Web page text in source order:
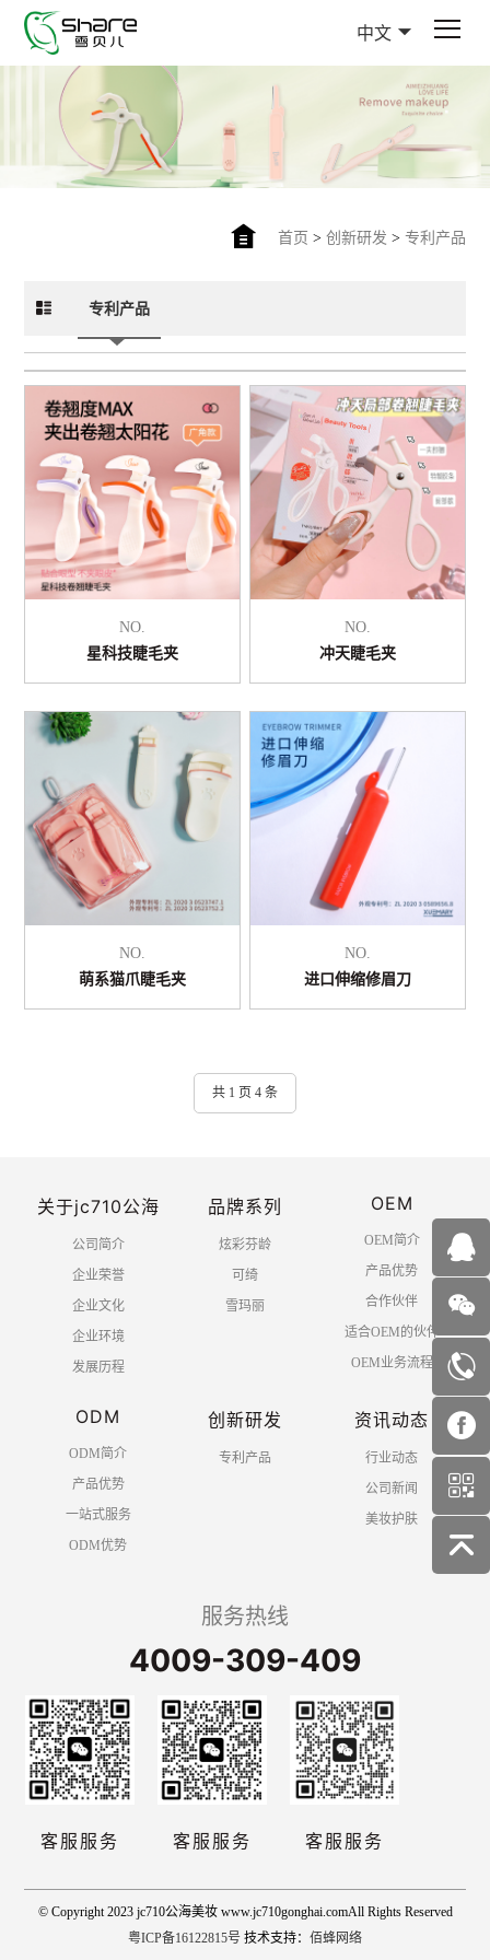
中文
首页 > 创新研发 > 专利产品
专利产品
NO.
星科技睫毛夹
NO.
冲天睫毛夹
NO.
萌系猫爪睫毛夹
NO.
进口伸缩修眉刀
共 1 页 4 条
关于jc710公海
公司简介
企业荣誉
企业文化
企业环境
发展历程
品牌系列
炫彩芬龄
可绮
雪玛丽
OEM
OEM简介
产品优势
合作伙伴
适合OEM的伙伴
OEM业务流程
ODM
ODM简介
产品优势
一站式服务
ODM优势
创新研发
专利产品
资讯动态
行业动态
公司新闻
美妆护肤
服务热线
4009-309-409
客服服务 客服服务 客服服务
© Copyright 2023 jc710公海美妆 www.jc710gonghai.comAll Rights Reserved
粤ICP备16122815号 技术支持： 佰蜂网络